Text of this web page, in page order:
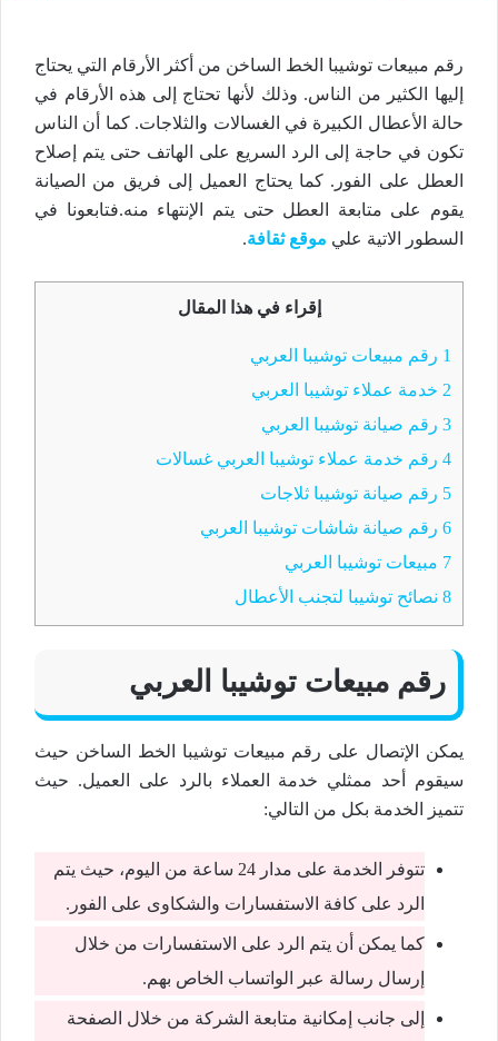
رقم مبيعات توشيبا الخط الساخن من أكثر الأرقام التي يحتاج
إليها الكثير من الناس. وذلك لأنها تحتاج إلى هذه الأرقام في
حالة الأعطال الكبيرة في الغسالات والثلاجات. كما أن الناس
تكون في حاجة إلى الرد السريع على الهاتف حتى يتم إصلاح
العطل على الفور. كما يحتاج العميل إلى فريق من الصيانة
يقوم على متابعة العطل حتى يتم الإنتهاء منه.فتابعونا في
السطور الاتية علي موقع ثقافة.
إقراء في هذا المقال
1 رقم مبيعات توشيبا العربي
2 خدمة عملاء توشيبا العربي
3 رقم صيانة توشيبا العربي
4 رقم خدمة عملاء توشيبا العربي غسالات
5 رقم صيانة توشيبا ثلاجات
6 رقم صيانة شاشات توشيبا العربي
7 مبيعات توشيبا العربي
8 نصائح توشيبا لتجنب الأعطال
رقم مبيعات توشيبا العربي
يمكن الإتصال على رقم مبيعات توشيبا الخط الساخن حيث
سيقوم أحد ممثلي خدمة العملاء بالرد على العميل. حيث
تتميز الخدمة بكل من التالي:
تتوفر الخدمة على مدار 24 ساعة من اليوم، حيث يتم
الرد على كافة الاستفسارات والشكاوى على الفور.
كما يمكن أن يتم الرد على الاستفسارات من خلال
إرسال رسالة عبر الواتساب الخاص بهم.
إلى جانب إمكانية متابعة الشركة من خلال الصفحة